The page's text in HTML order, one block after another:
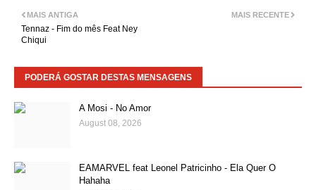
MAIS RECENTE
MAIS ANTIGA
Tennaz - Fim do mês Feat Ney
Chiqui
PODERÁ GOSTAR DESTAS MENSAGENS
A Mosi - No Amor
August 08, 2026
EAMARVEL feat Leonel Patricinho - Ela Quer O
Hahaha